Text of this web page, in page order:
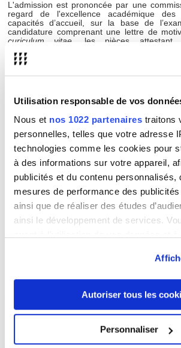
Utilisation responsable de vos
Nous et nos 1022 partenaires traitons
personnelles, telles que votre adresse
technologies comme les cookies pour
à des informations sur votre appareil,
publicités et du contenu personnalisés,
mesures de performance des
ainsi que de réaliser des études
ainsi le développement de services.
moment en consultant la Déclaration
ou en cliquant sur l'icône de
Si vous le permettez, nous aimerions
géographique qui peuvent être
Autoriser tous les
Personnaliser
L'admission est prononcée par une
regard de l'excellence académique
capacités d’accueil, sur la base de
candidature comprenant une lettre de
curiculum vitae , les pièces attestant
titres/diplômes/certifications et les
correspondants.
Calendrier de
Début de candidature:
Capacity: 70
Admission is decided by a pedagogical
account the academic excellence of
basis of an application including a one-page
curriculum vitae, proof of qualifications and
transcripts.
Campaign calendar: https://
Start of application :
Pour toutes questions concernant votre
Sorbonne Nouvelle,
sur